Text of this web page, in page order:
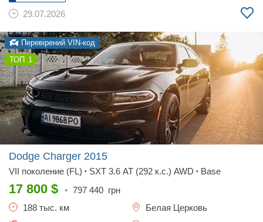
29.07.2026
Перевірений VIN-код
1
Dodge Charger 2015
VII поколение (FL) • SXT 3.6 AT (292 к.с.) AWD • Base
17 800 $ • 797 440 грн
188 тыс. км
Белая Церковь